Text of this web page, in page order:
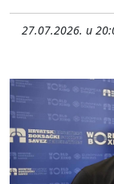
27.07.2026. u